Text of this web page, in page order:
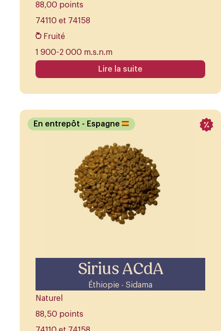
88,00 points
74110 et 74158
Fruité
1 900-2 000 m.s.n.m
Lire la suite
Sirius ACdA
Éthiopie - Sidama
En entrepôt - Espagne
Naturel
88,50 points